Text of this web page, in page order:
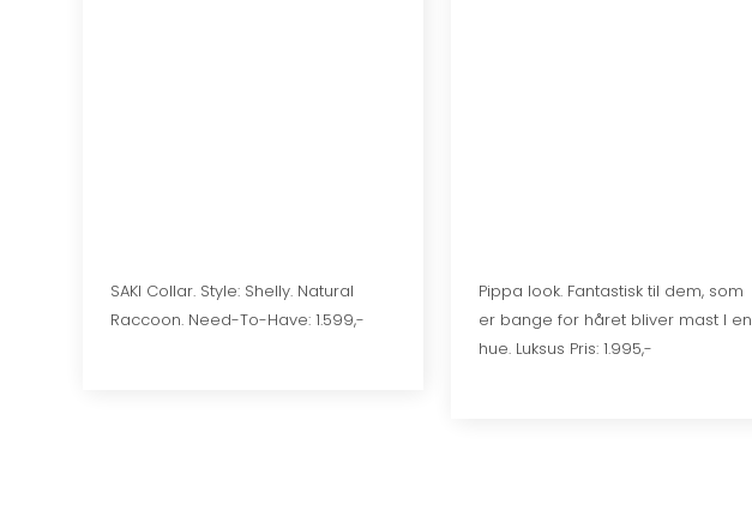
SAKI Collar. Style: Shelly. Natural
Raccoon. Need-To-Have: 1.599,-
​Pippa look. Fantastisk til dem, som
er bange for håret bliver mast I en
hue. Luksus Pris: 1.995,-